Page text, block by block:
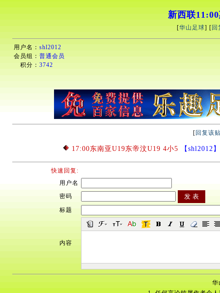
新西联
[华山足球] [ 回
用户名： shl2012
会员组： 普通会员
积分： 3742
[ 回复该
17:00东南亚U19东帝汶U19 4小5 【shl2012
快速回复:
用户名
密码
标题
内容
华